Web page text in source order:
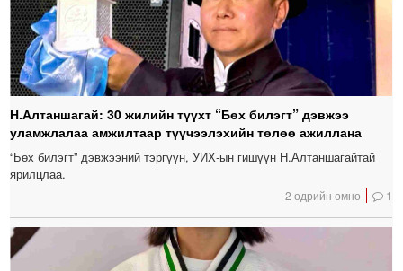
Н.Алтаншагай: 30 жилийн түүхт “Бөх билэгт” дэвжээ
уламжлалаа амжилтаар түүчээлэхийн төлөө ажиллана
“Бөх билэгт” дэвжээний тэргүүн, УИХ-ын гишүүн Н.Алтаншагайтай
ярилцлаа.
2 өдрийн өмнө 1